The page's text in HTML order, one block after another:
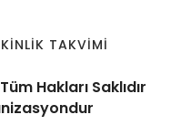
TAKVIMI
Hakları Saklıdır